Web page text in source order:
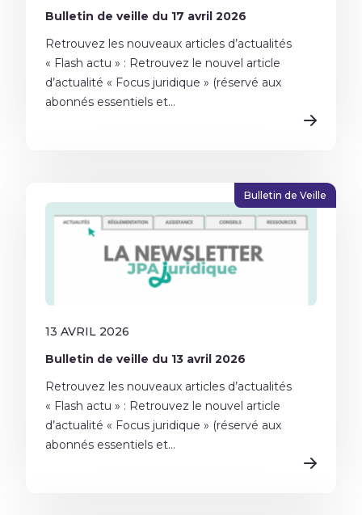
Bulletin de veille du 17 avril 2026
Retrouvez les nouveaux articles d’actualités
« Flash actu » : Retrouvez le nouvel article
d’actualité « Focus juridique » (réservé aux
abonnés essentiels et...
Bulletin de Veille
13 AVRIL 2026
Bulletin de veille du 13 avril 2026
Retrouvez les nouveaux articles d’actualités
« Flash actu » : Retrouvez le nouvel article
d’actualité « Focus juridique » (réservé aux
abonnés essentiels et...